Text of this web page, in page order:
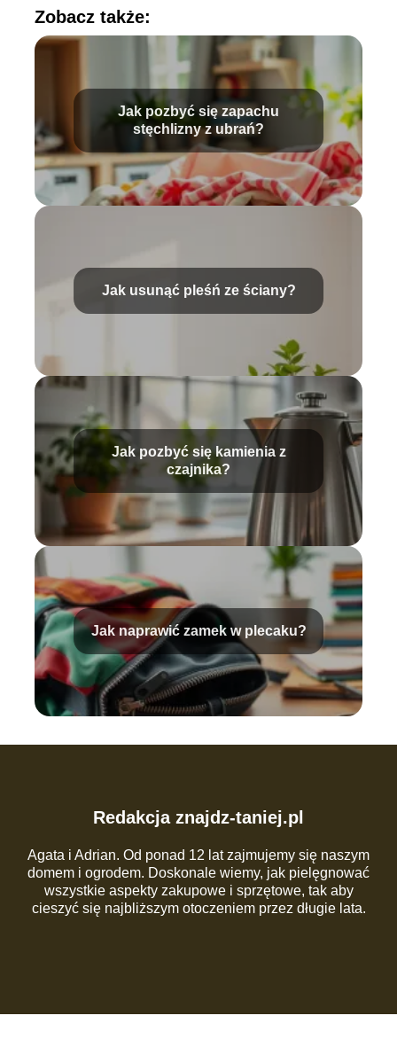
Zobacz także:
Jak pozbyć się zapachu
stęchlizny z ubrań?
Jak usunąć pleśń ze ściany?
Jak pozbyć się kamienia z
czajnika?
Jak naprawić zamek w plecaku?
Redakcja znajdz-taniej.pl
Agata i Adrian. Od ponad 12 lat zajmujemy się naszym
domem i ogrodem. Doskonale wiemy, jak pielęgnować
wszystkie aspekty zakupowe i sprzętowe, tak aby
cieszyć się najbliższym otoczeniem przez długie lata.